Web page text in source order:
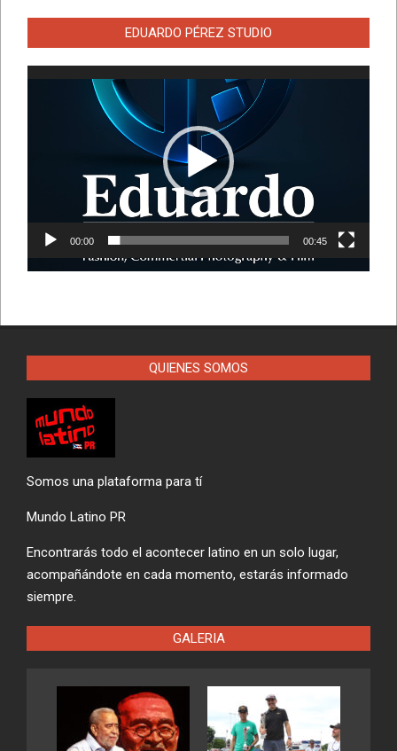
EDUARDO PÉREZ STUDIO
Reproductor
00:00 00:45
QUIENES SOMOS
Somos una plataforma para tí
Mundo Latino PR
Encontrarás todo el acontecer latino en un solo lugar,
acompañándote en cada momento, estarás informado
siempre.
GALERIA